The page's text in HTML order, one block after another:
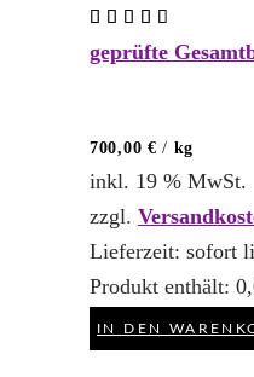
4.50
geprüfte
700,00 € / kg
inkl. 19 % MwSt.
zzgl.
Lieferzeit: sofort
Produkt enthält:
IN DEN